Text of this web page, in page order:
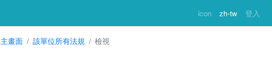
icon zh-tw 登入
主畫面 該單位所有法規 檢視